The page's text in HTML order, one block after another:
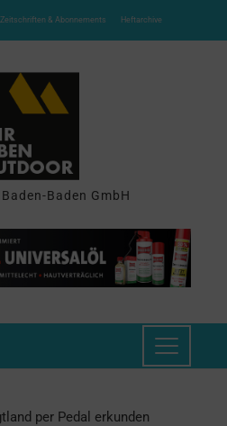
Zeitschriften & Abonnements Heftarchive
Baden GmbH
per Pedal erkunden